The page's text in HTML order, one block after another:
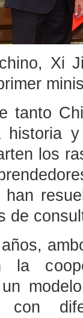
Xi
tanto
historia
los
han
de
la
un
con